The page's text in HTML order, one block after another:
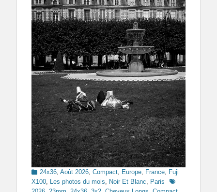
Categories
24x36, Août 2026, Compact, Europe, France, Fuji
X100, Les photos du mois, Noir Et Blanc, Paris
Tags